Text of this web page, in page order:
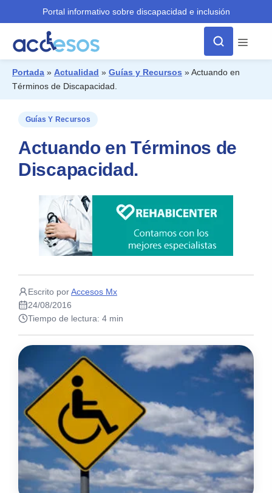
Portal informativo sobre discapacidad e inclusión
Menú
¿Qué buscas?
Portada » Actualidad » Guías y Recursos »Actuando en
Términos de Discapacidad.
Guías Y Recursos
Actuando en Términos de
Discapacidad.
Escrito porAccesos Mx
24/08/2016
Tiempo de lectura: 4 min